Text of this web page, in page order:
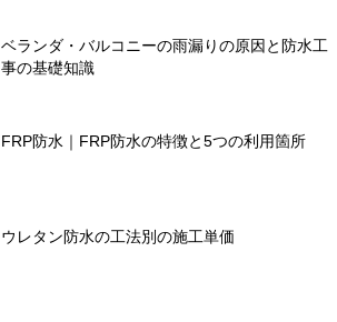
ベランダ・バルコニーの雨漏りの原因と防水工
事の基礎知識
FRP防水｜FRP防水の特徴と5つの利用箇所
ウレタン防水の工法別の施工単価